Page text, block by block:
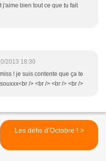
j'aime bien tout ce que tu fait
2013 18:30
! je suis contente que ça te
/> <br /> <br /> <br />
Les défis d'Octobre ! >